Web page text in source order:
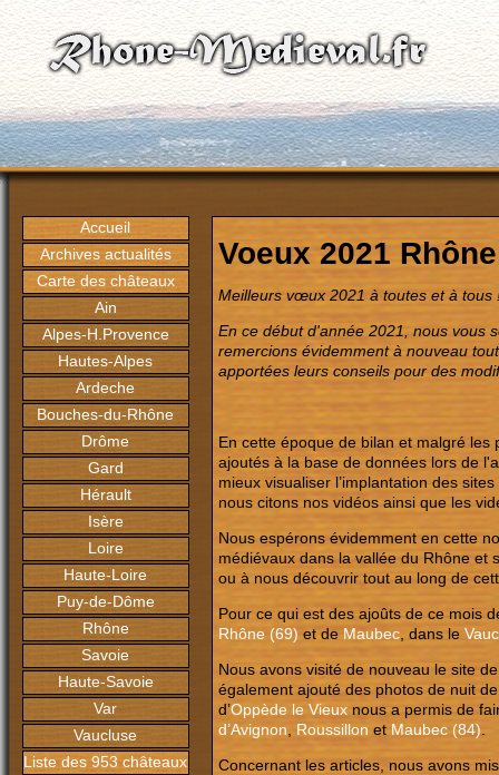
Accueil
Archives actualités
Carte des châteaux
Ain
Alpes-H.Provence
Hautes-Alpes
Ardeche
Bouches-du-Rhône
Drôme
Gard
Hérault
Isère
Loire
Haute-Loire
Puy-de-Dôme
Rhône
Savoie
Haute-Savoie
Var
Vaucluse
Liste des 953 châteaux
Voeux 2021
Meilleurs vœux 2021 à toutes et à tous
En ce début d'année 2021, nous vous
remercions évidemment à nouveau
apportées leurs conseils pour des
En cette époque de bilan et malgré
ajoutés à la base de données lors de
mieux visualiser l’implantation des
nous citons nos vidéos ainsi que les
Nous espérons évidemment en cette
médiévaux dans la vallée du Rhône et
ou à nous découvrir tout au long de
Pour ce qui est des ajoûts de ce mois
Rhône (69) et de Maubec , dans le
Nous avons visité de nouveau le site
également ajouté des photos de nuit de
d’Oppède le Vieux nous a permis de
d’Avignon
Roussillon et Maubec (84)
Concernant les articles, nous avons